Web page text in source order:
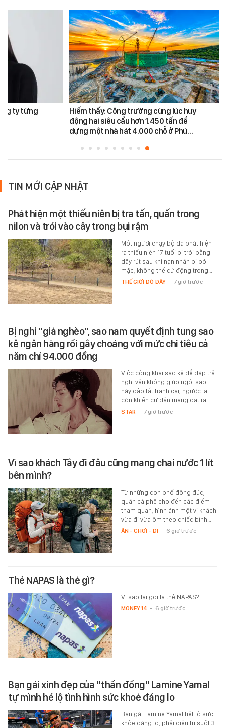
ty từng
Hiếm thấy: Công trường cùng lúc huy
động hai siêu cẩu hơn 1.450 tấn để
dựng một nhà hát 4.000 chỗ ở Phú…
TIN MỚI CẬP NHẬT
Phát hiện một thiếu niên bị tra tấn, quấn trong
nilon và trói vào cây trong bụi rậm
Một người chạy bộ đã phát hiện
ra thiếu niên 17 tuổi bị trói bằng
dây rút sau khi nạn nhân bị bỏ
mặc, không thể cử động trong…
THẾ GIỚI ĐÓ ĐÂY - 7 giờ trước
Bị nghi "giả nghèo", sao nam quyết định tung sao
kê ngân hàng rồi gây choáng với mức chi tiêu cả
năm chỉ 94.000 đồng
Việc công khai sao kê để đáp trả
nghi vấn không giúp ngôi sao
này dập tắt tranh cãi, ngược lại
còn khiến cư dân mạng đặt ra…
STAR - 7 giờ trước
Vì sao khách Tây đi đâu cũng mang chai nước 1 lít
bên mình?
Từ những con phố đông đúc,
quán cà phê cho đến các điểm
tham quan, hình ảnh một vị khách
vừa đi vừa ôm theo chiếc bình…
ĂN - CHƠI - ĐI - 6 giờ trước
Thẻ NAPAS là thẻ gì?
Vì sao lại gọi là thẻ NAPAS?
MONEY.14 - 6 giờ trước
Bạn gái xinh đẹp của "thần đồng" Lamine Yamal
tự mình hé lộ tình hình sức khoẻ đáng lo
Bạn gái Lamine Yamal tiết lộ sức
khỏe đáng lo, phải điều trị suốt 3